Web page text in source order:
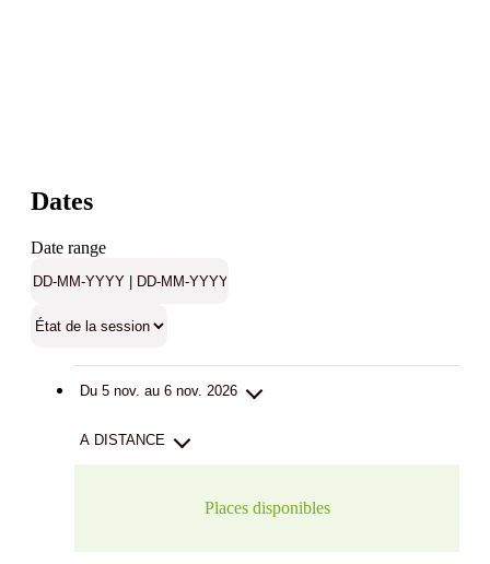
Dates
Date range
Du 5 nov. au 6 nov. 2026
A DISTANCE
Places disponibles